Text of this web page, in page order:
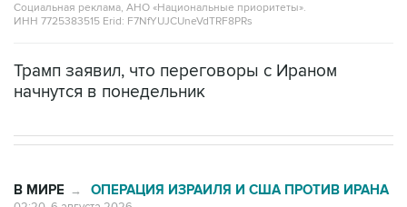
Социальная реклама, АНО «Национальные приоритеты».
ИНН 7725383515 Erid: F7NfYUJCUneVdTRF8PRs
Трамп заявил, что переговоры с Ираном
начнутся в понедельник
В МИРЕ → ОПЕРАЦИЯ ИЗРАИЛЯ И США ПРОТИВ ИРАНА